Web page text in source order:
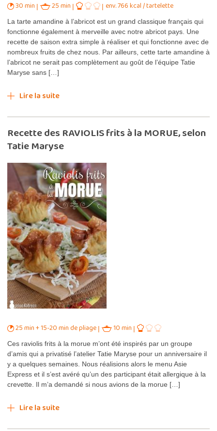
30 min 25 min env. 766 kcal / tartelette
La tarte amandine à l’abricot est un grand classique français qui
fonctionne également à merveille avec notre abricot pays. Une
recette de saison extra simple à réaliser et qui fonctionne avec de
nombreux fruits de chez nous. Par ailleurs, cette tarte amandine à
l’abricot ne serait pas complètement au goût de l’équipe Tatie
Maryse sans […]
Lire la suite
Recette des RAVIOLIS frits à la MORUE, selon
Tatie Maryse
25 min + 15-20 min de pliage 10 min
Ces raviolis frits à la morue m’ont été inspirés par un groupe
d’amis qui a privatisé l’atelier Tatie Maryse pour un anniversaire il
y a quelques semaines. Nous réalisions alors le menu Asie
Express et il s’est avéré qu’un des participant était allergique à la
crevette. Il m’a demandé si nous avions de la morue […]
Lire la suite